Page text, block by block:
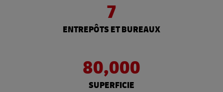
7
ENTREPÔTS ET BUREAUX
80,000
SUPERFICIE